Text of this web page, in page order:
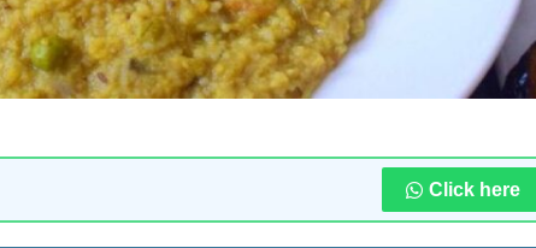
Click here